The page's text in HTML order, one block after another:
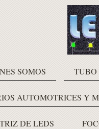
SOMOS TUBO
AUTOMOTRICES Y
DE LEDS